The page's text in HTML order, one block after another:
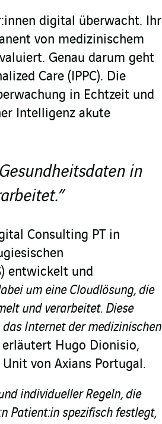
digital überwacht. Ihr
von medizinischem
Genau darum geht
Care (IPPC). Die
in Echtzeit und
Intelligenz akute
in
Consulting PT in
entwickelt und
um eine Cloudlösung, die
und verarbeitet. Diese
Internet der medizinischen
erläutert Hugo Dionisio,
von Axians Portugal.
individueller Regeln, die
Patient:in spezifisch festlegt,